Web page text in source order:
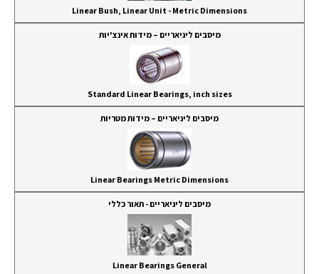
Linear Bush, Linear Unit - Metric Dimensions
מיסבים ליניאריים – מידות אינצ'יות
Standard Linear Bearings, inch sizes
מיסבים ליניאריים – מידות מטריות
Linear Bearings Metric Dimensions
מיסבים ליניאריים - תאור כללי
Linear Bearings General